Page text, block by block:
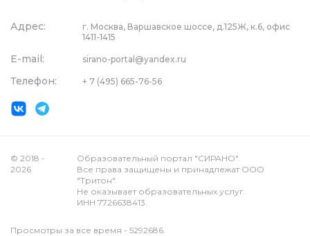
Адрес:
г. Москва, Варшавское шоссе, д.125Ж, к.6, офис
1411-1415
E-mail: sirano-portal@yandex.ru
Телефон: + 7 (495) 665-76-56
© 2018 -
2026
Образовательный портал "СИРАНО".
Все права защищены и принадлежат ООО
"Тритон".
Не оказывает образовательных услуг.
ИНН 7726638413.
Просмотры за все время - 5292686.